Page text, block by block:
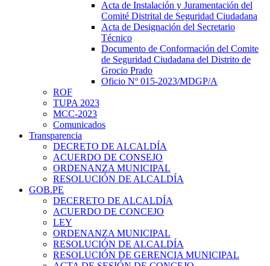
Acta de Instalación y Juramentación del
Comité Distrital de Seguridad Ciudadana
Acta de Designación del Secretario
Técnico
Documento de Conformación del Comite
de Seguridad Ciudadana del Distrito de
Grocio Prado
Oficio Nº 015-2023/MDGP/A
ROF
TUPA 2023
MCC-2023
Comunicados
Transparencia
DECRETO DE ALCALDÍA
ACUERDO DE CONSEJO
ORDENANZA MUNICIPAL
RESOLUCIÓN DE ALCALDÍA
GOB.PE
DECERETO DE ALCALDÍA
ACUERDO DE CONCEJO
LEY
ORDENANZA MUNICIPAL
RESOLUCIÓN DE ALCALDÍA
RESOLUCIÓN DE GERENCIA MUNICIPAL